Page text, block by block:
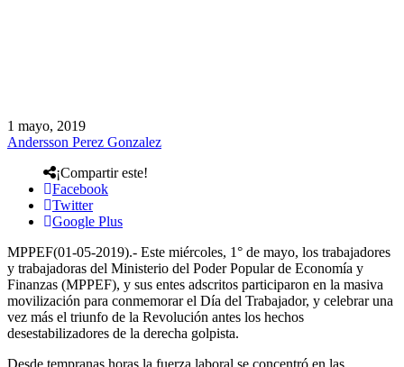
1 mayo, 2019
Andersson Perez Gonzalez
¡Compartir este!
Facebook
Twitter
Google Plus
MPPEF(01-05-2019).- Este miércoles, 1° de mayo, los trabajadores
y trabajadoras del Ministerio del Poder Popular de Economía y
Finanzas (MPPEF), y sus entes adscritos participaron en la masiva
movilización para conmemorar el Día del Trabajador, y celebrar una
vez más el triunfo de la Revolución antes los hechos
desestabilizadores de la derecha golpista.
Desde tempranas horas la fuerza laboral se concentró en las